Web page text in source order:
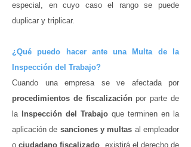
especial, en cuyo caso el rango se puede
duplicar y triplicar.
¿Qué puedo hacer ante una Multa de la
Inspección del Trabajo?
Cuando una empresa se ve afectada por
procedimientos de fiscalizaciónpor parte de
la
Inspección del Trabajo que terminen en la
aplicación de sanciones y multas al empleador
ociudadano fiscalizado , existirá el derecho de